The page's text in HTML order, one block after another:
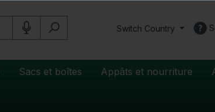
Switch Country
Sacs et boîtes Appâts et nourriture